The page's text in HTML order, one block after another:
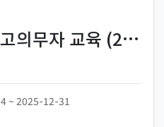
2025 긴급복지 신고의무자 교육 (2025-6)
~ 2025-12-31